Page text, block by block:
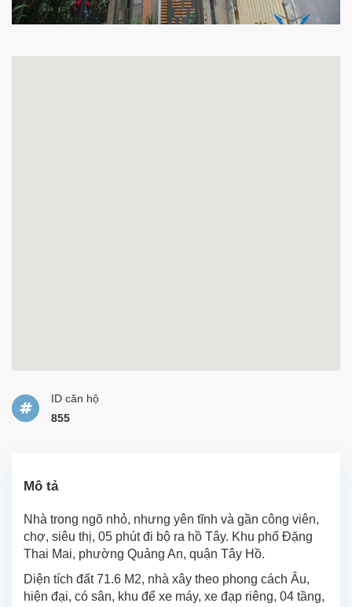
ID căn hộ
855
Mô tả
Nhà trong ngõ nhỏ, nhưng yên tĩnh và gần công viên,
chợ, siêu thị, 05 phút đi bộ ra hồ Tây. Khu phố Đặng
Thai Mai, phường Quảng An, quận Tây Hồ.
Diện tích đất 71.6 M2, nhà xây theo phong cách Âu,
hiện đại, có sân, khu để xe máy, xe đạp riêng, 04 tầng,